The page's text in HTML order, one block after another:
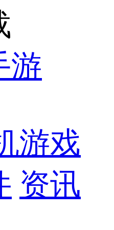
游戏
资讯